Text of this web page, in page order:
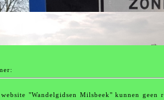
website "Wandelgidsen Milsbeek" kunnen